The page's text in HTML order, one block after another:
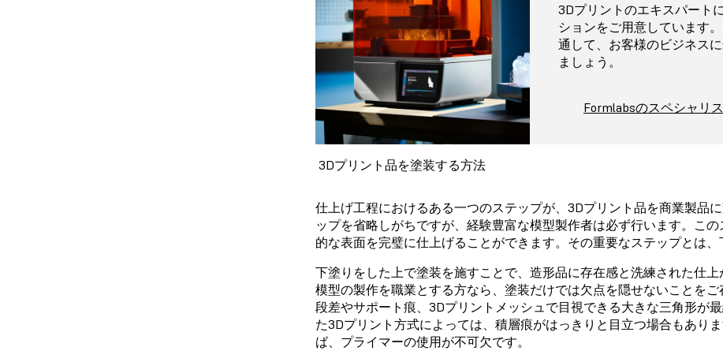
3Dプリントのエキスパート
ションをご用意しています
通して、お客様のビジネス
ましょう。
Formlabsのスペシャリ
3Dプリント品を塗装する方法
仕上げ工程におけるある一つのステップが、3Dプリント品を商業製品
ップを省略しがちですが、経験豊富な模型製作者は必ず行います。こ
的な表面を完璧に仕上げることができます。その重要なステップとは、
下塗りをした上で塗装を施すことで、造形品に存在感と洗練された仕
模型の製作を職業とする方なら、塗装だけでは欠点を隠せないことを
段差やサポート痕、3Dプリントメッシュで目視できる大きな三角形が
た3Dプリント方式によっては、積層痕がはっきりと目立つ場合もあり
ば、プライマーの使用が不可欠です。